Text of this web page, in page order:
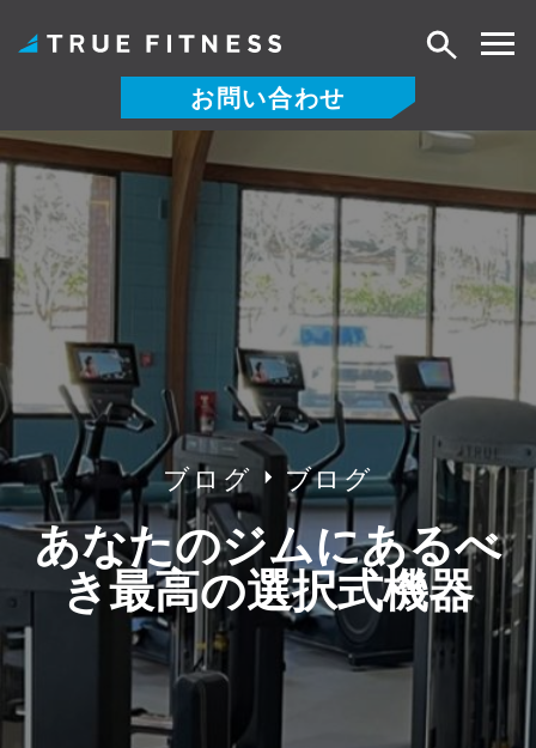
コ
ン
ン
ツ
へ
ッ
プ
お問い合わせ
検
ブログ ブログ
あなたのジムにあるべ
き最高の選択式機器